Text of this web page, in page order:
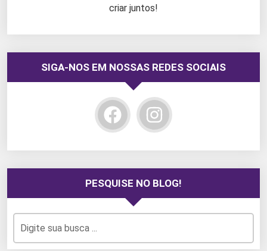
criar juntos!
SIGA-NOS EM NOSSAS REDES SOCIAIS
PESQUISE NO BLOG!